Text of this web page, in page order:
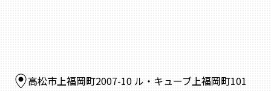
高松市上福岡町2007-10 ル・キューブ上福岡町101